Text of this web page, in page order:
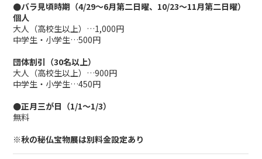
●バラ見頃時期（4/29～6月第二日曜、10/23～11月第二日曜）
個人
大人（高校生以上）…1,000円
中学生・小学生…500円
団体割引（30名以上）
大人（高校生以上）…900円
中学生・小学生…450円
●正月三が日（1/1～1/3）
無料
※秋の秘仏宝物展は別料金設定あり